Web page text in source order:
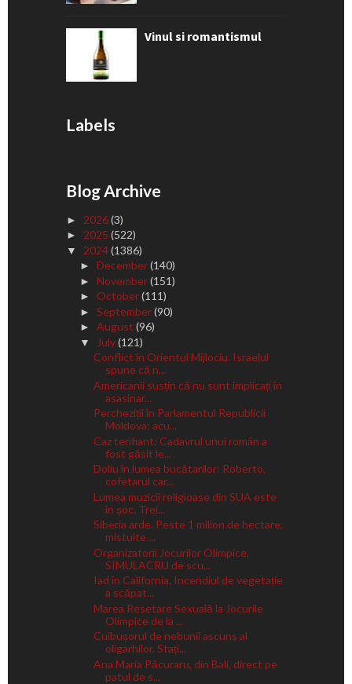
Vinul si romantismul
Labels
Blog Archive
► 2026(3)
► 2025 (522)
▼ 2024(1386)
► December(140)
► November(151)
► October(111)
► September(90)
► August (96)
▼ July(121)
Conflict în Orientul Mijlociu. Israelul
spune că n...
Americanii susțin că nu sunt implicați în
asasinar...
Percheziții în Parlamentul Republicii
Moldova: acu...
Caz terifiant: Cadavrul unui român a
fost găsit le...
Doliu în lumea bucătarilor: Roberto,
cofetarul car...
Lumea muzicii religioase din SUA este
în șoc. Trei...
Siberia arde. Peste 1 milion de hectare,
mistuite ...
Organizatorii Jocurilor Olimpice,
SIMULACRU de scu...
Iad în California. Incendiul de vegetație
a scăpat...
Marea Resetare Sexuală la Jocurile
Olimpice de la ...
Cuibușorul de nebunii ascuns al
oligarhilor. Stați...
Ana Maria Păcuraru, din Bali, direct pe
patul de s...